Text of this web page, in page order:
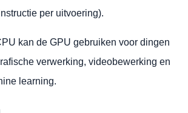
per uitvoering).
kan de GPU gebruiken voor dingen
verwerking, videobewerking en
learning.